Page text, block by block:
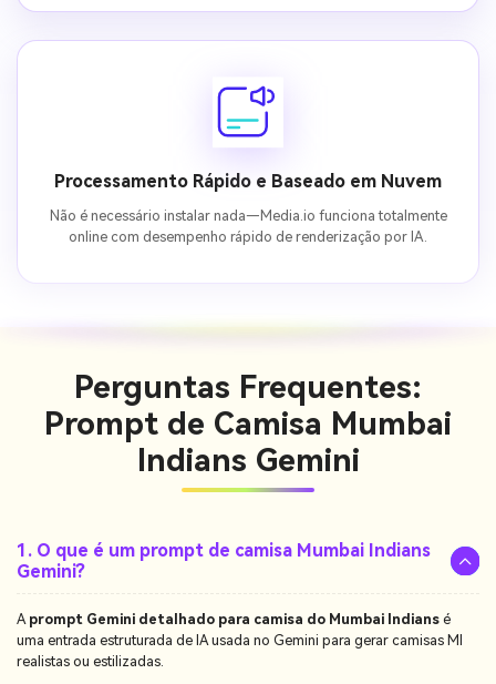
Processamento Rápido e Baseado em Nuvem
Não é necessário instalar nada—Media.io funciona totalmente
online com desempenho rápido de renderização por IA.
Perguntas Frequentes:
Prompt de Camisa Mumbai
Indians Gemini
1. O que é um prompt de camisa Mumbai Indians
Gemini?
A prompt Gemini detalhado para camisa do Mumbai Indians é
uma entrada estruturada de IA usada no Gemini para gerar camisas MI
realistas ou estilizadas.